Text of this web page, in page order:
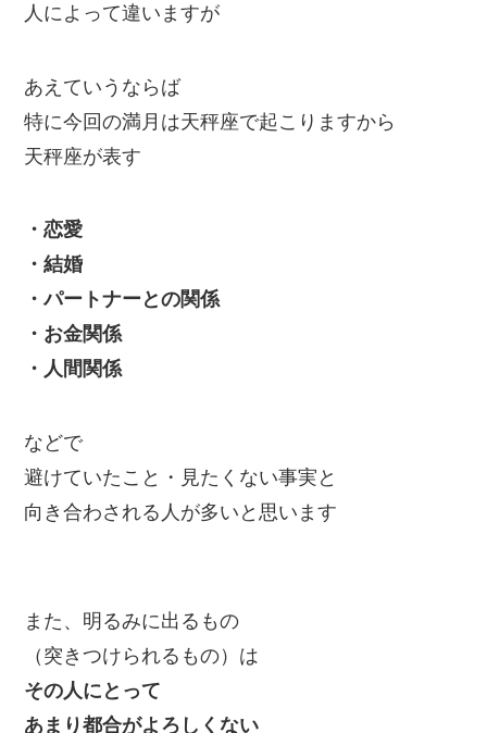
人によって違いますが
あえていうならば
特に今回の満月は天秤座で起こりますから
天秤座が表す
・恋愛
・結婚
・パートナーとの関係
・お金関係
・人間関係
などで
避けていたこと・見たくない事実と
向き合わされる人が多いと思います
また、明るみに出るもの
（突きつけられるもの）は
その人にとって
あまり都合がよろしくない